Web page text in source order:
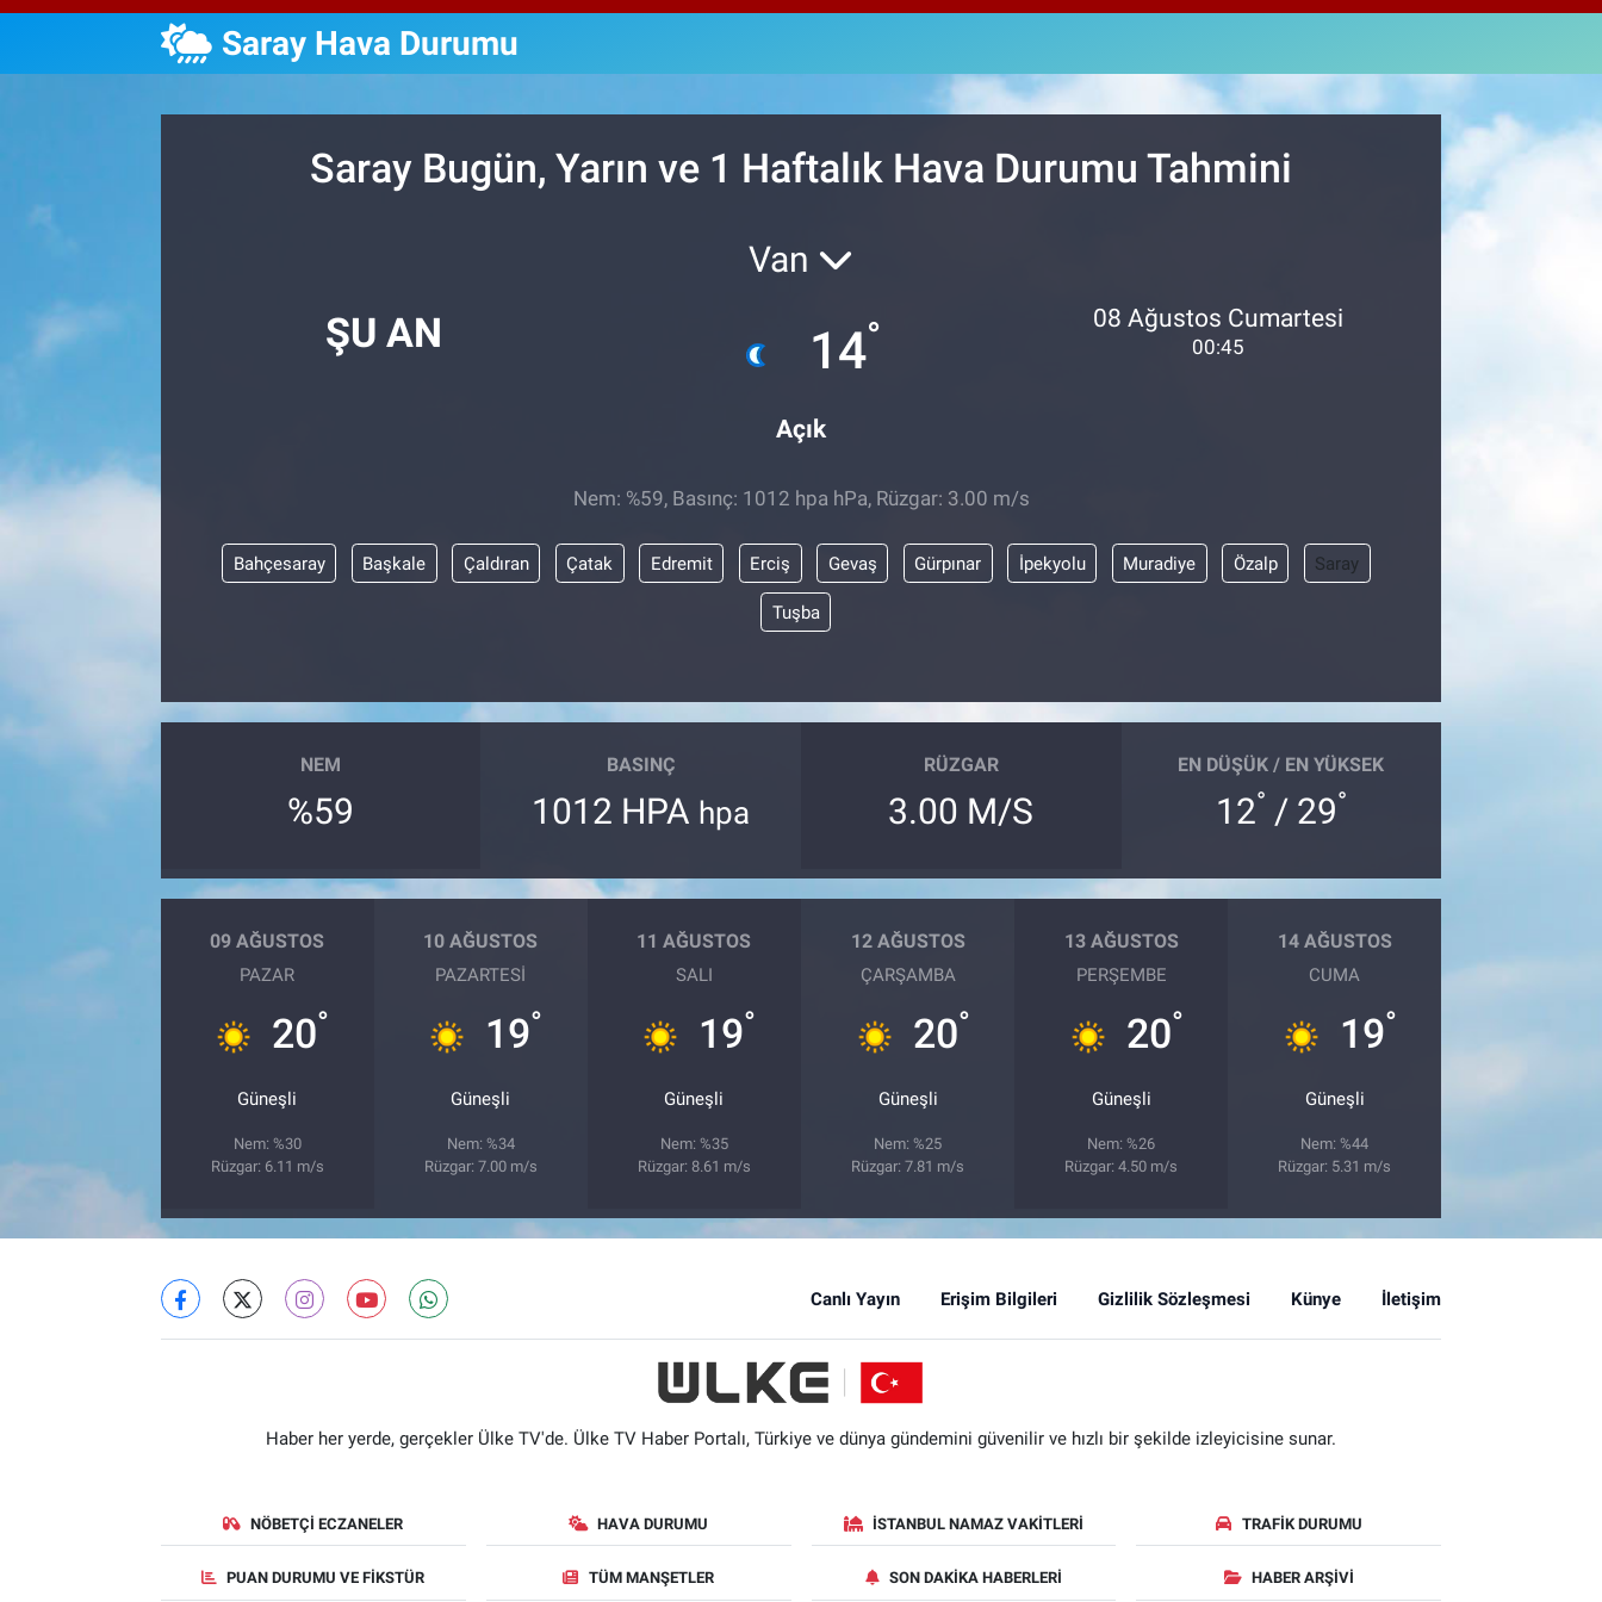
BİST100
13.779
Saray Hava Durumu
Saray Bugün, Yarın ve 1 Haftalık Hava Durumu Tahmini
ŞU AN
Van
14°
Açık
08 Ağustos Cumartesi
00:45
Nem: %59, Basınç: 1012 hpa hPa, Rüzgar: 3.00 m/s
Bahçesaray Başkale Çaldıran Çatak Edremit Erciş Gevaş Gürpınar İpekyolu Muradiye Özalp Saray
Tuşba
NEM
%59
BASINÇ
1012 HPA hpa
RÜZGAR
3.00 M/S
EN DÜŞÜK / EN YÜKSEK
12° / 29°
09 AĞUSTOS
PAZAR
20°
Güneşli
Nem: %30
Rüzgar: 6.11 m/s
10 AĞUSTOS
PAZARTESI
19°
Güneşli
Nem: %34
Rüzgar: 7.00 m/s
11 AĞUSTOS
SALI
19°
Güneşli
Nem: %35
Rüzgar: 8.61 m/s
12 AĞUSTOS
ÇARŞAMBA
20°
Güneşli
Nem: %25
Rüzgar: 7.81 m/s
13 AĞUSTOS
PERŞEMBE
20°
Güneşli
Nem: %26
Rüzgar: 4.50 m/s
14 AĞUSTOS
CUMA
19°
Güneşli
Nem: %44
Rüzgar: 5.31 m/s
Canlı Yayın Erişim Bilgileri Gizlilik Sözleşmesi Künye İletişim
Haber her yerde, gerçekler Ülke TV'de. Ülke TV Haber Portalı, Türkiye ve dünya gündemini güvenilir ve hızlı bir şekilde izleyicisine sunar.
NÖBETÇI ECZANELER HAVA DURUMU İSTANBUL NAMAZ VAKITLERI TRAFIK DURUMU
PUAN DURUMU VE FIKSTÜR TÜM MANŞETLER SON DAKIKA HABERLERI HABER ARŞIVI
Özel Haberler
Sağlık
Ramazan
Haber Arşivi